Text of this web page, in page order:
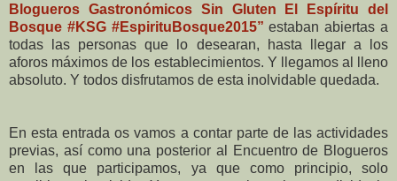
Blogueros Gastronómicos Sin Gluten El Espíritu del
Bosque #KSG #EspirituBosque2015” estaban abiertas a
todas las personas que lo desearan, hasta llegar a los
aforos máximos de los establecimientos. Y llegamos al lleno
absoluto. Y todos disfrutamos de esta inolvidable quedada.
En esta entrada os vamos a contar parte de las actividades
previas, así como una posterior al Encuentro de Blogueros
en las que participamos, ya que como principio, solo